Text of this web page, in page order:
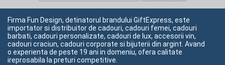
Firma Fun Design, detinatorul brandului GiftExpress, este
importator si distribuitor de cadouri, cadouri femei, cadouri
barbati, cadouri personalizate, cadouri de lux, accesorii vin,
cadouri craciun, cadouri corporate si bijuterii din argint. Avand
o experienta de peste 19 ani in domeniu, ofera calitate
ireprosabila la preturi competitive.